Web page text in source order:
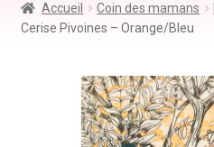
Jeux & Jouets
Coin des mamans
Kdo à – de 10€
Accueil Coin des mamans
Cerise Pivoines – Orange/Bleu